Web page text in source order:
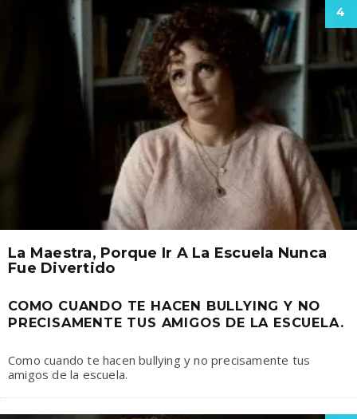
4
La Maestra, Porque Ir A La Escuela Nunca
Fue Divertido
COMO CUANDO TE HACEN BULLYING Y NO
PRECISAMENTE TUS AMIGOS DE LA ESCUELA.
Como cuando te hacen bullying y no precisamente tus
amigos de la escuela.